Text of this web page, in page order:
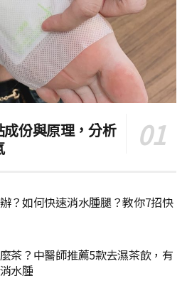
份與原理，分析
？如何快速消水腫腿？教你7招快
茶？中醫師推薦5款去濕茶飲，有
水腫